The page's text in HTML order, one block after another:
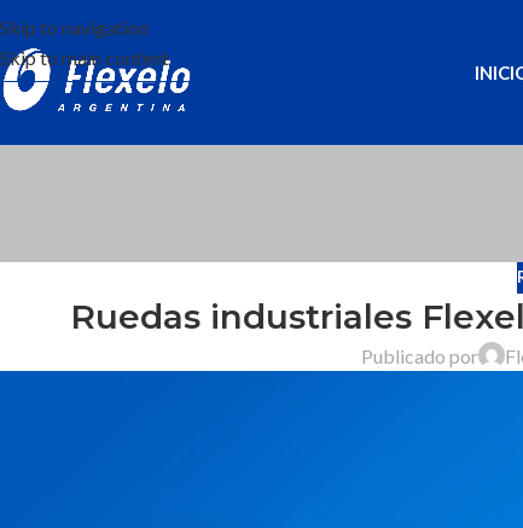
Skip to navigation
Skip to main content
Ruedas industriales
Publicado por